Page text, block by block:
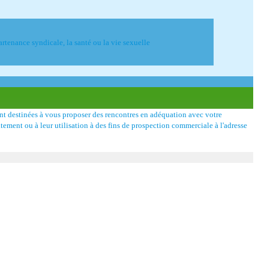
syndicale, la santé ou la vie sexuelle
destinées à vous proposer des rencontres en adéquation avec votre
ou à leur utilisation à des fins de prospection commerciale à l'adresse